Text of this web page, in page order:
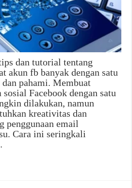
dan tutorial tentang
akun fb banyak dengan satu
pahami. Membuat
Facebook dengan satu
dilakukan, namun
kreativitas dan
penggunaan email
Cara ini seringkali